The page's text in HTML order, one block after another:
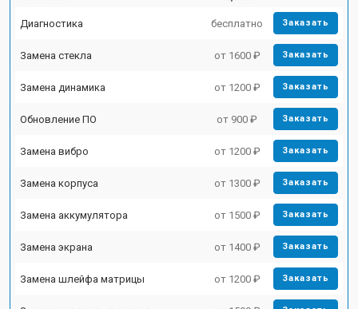
Диагностика бесплатно Заказать
Замена стекла от 1600 ₽ Заказать
Замена динамика от 1200 ₽ Заказать
Обновление ПО от 900 ₽ Заказать
Замена вибро от 1200 ₽ Заказать
Замена корпуса от 1300 ₽ Заказать
Замена аккумулятора от 1500 ₽ Заказать
Замена экрана от 1400 ₽ Заказать
Замена шлейфа матрицы от 1200 ₽ Заказать